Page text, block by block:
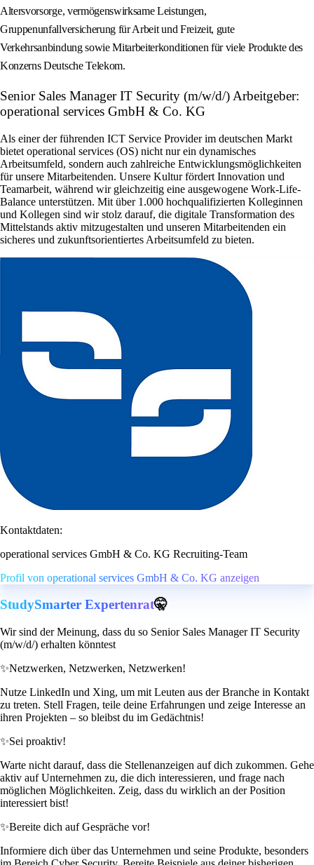
Altersvorsorge, vermögenswirksame Leistungen,
Gruppenunfallversicherung für Arbeit und Freizeit, gute
Verkehrsanbindung sowie Mitarbeiterkonditionen für viele Produkte des
Konzerns Deutsche Telekom.
Senior Sales Manager IT Security (m/w/d/) Arbeitgeber:
operational services GmbH & Co. KG
Als einer der führenden ICT Service Provider im deutschen Markt
bietet operational services (OS) nicht nur ein dynamisches
Arbeitsumfeld, sondern auch zahlreiche Entwicklungsmöglichkeiten
für unsere Mitarbeitenden. Unsere Kultur fördert Innovation und
Teamarbeit, während wir gleichzeitig eine ausgewogene Work-Life-
Balance unterstützen. Mit über 1.000 hochqualifizierten Kolleginnen
und Kollegen sind wir stolz darauf, die digitale Transformation des
Mittelstands aktiv mitzugestalten und unseren Mitarbeitenden ein
sicheres und zukunftsorientiertes Arbeitsumfeld zu bieten.
Kontaktdaten:
operational services GmbH & Co. KG Recruiting-Team
Profil von operational services GmbH & Co. KG anzeigen
StudySmarter Expertenrat🤫
Wir sind der Meinung, dass du so Senior Sales Manager IT Security
(m/w/d/) erhalten könntest
✨Netzwerken, Netzwerken, Netzwerken!
Nutze LinkedIn und Xing, um mit Leuten aus der Branche in Kontakt
zu treten. Stell Fragen, teile deine Erfahrungen und zeige Interesse an
ihren Projekten – so bleibst du im Gedächtnis!
✨Sei proaktiv!
Warte nicht darauf, dass die Stellenanzeigen auf dich zukommen. Gehe
aktiv auf Unternehmen zu, die dich interessieren, und frage nach
möglichen Möglichkeiten. Zeig, dass du wirklich an der Position
interessiert bist!
✨Bereite dich auf Gespräche vor!
Informiere dich über das Unternehmen und seine Produkte, besonders